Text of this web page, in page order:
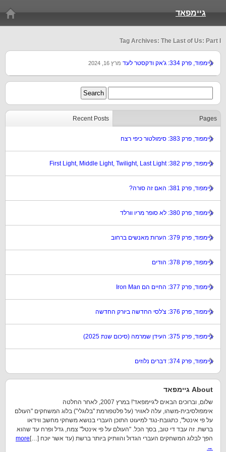
גיימפאד
Tag Archives: The Last of Us: Part I
גיימפוד, פרק 334: ג'אק ודקסטר לעד מרץ 16, 2024
Recent Posts Pages
גיימפוד, פרק 383: סימולטור כיפי רצח
גיימפוד, פרק 382: First Light, Middle Light, Twilight, Last Light
גיימפוד, פרק 381: האם זה סורה?
גיימפוד, פרק 380: לא סופר מריו וורלד
גיימפוד, פרק 379: הערות מאנשים ברחוב
גיימפוד, פרק 378: הודים
גיימפוד, פרק 377: החיים הם Iron Man
גיימפוד, פרק 376: צ'לסי החדשה ביורק החדשה
גיימפוד, פרק 375: העידן שמרמה (סיכום שנת 2025)
גיימפוד, פרק 374: דברים נלוזים
About גיימפאד
שלום, וברוכים הבאים ל'גיימפאד'! במרץ 2007, לאחר החלטה
אימפולסיבית-משהו, עלה לאוויר (על פלטפורמת "בלוגלי") בלוג המשחקים "העולם
על פי אינטל", כתגובת-נגד למיעוט התוכן העברי בנושא משחקי מחשב ווידאו
ברשת. זה עבד די טוב, בסך הכל. "העולם על פי אינטל" צמח, גדל ופרח עד שהוא
הפך לבלוג המשחקים העברי הגדול והוותיק ביותר ברשת (עד אשר יוכח […] more
→